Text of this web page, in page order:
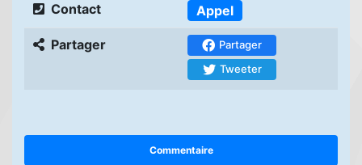
Contact Appel
Partager
Partager
Tweeter
Commentaire